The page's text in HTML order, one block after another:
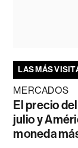
LAS MÁS
MERCADOS
El precio
julio y
moneda